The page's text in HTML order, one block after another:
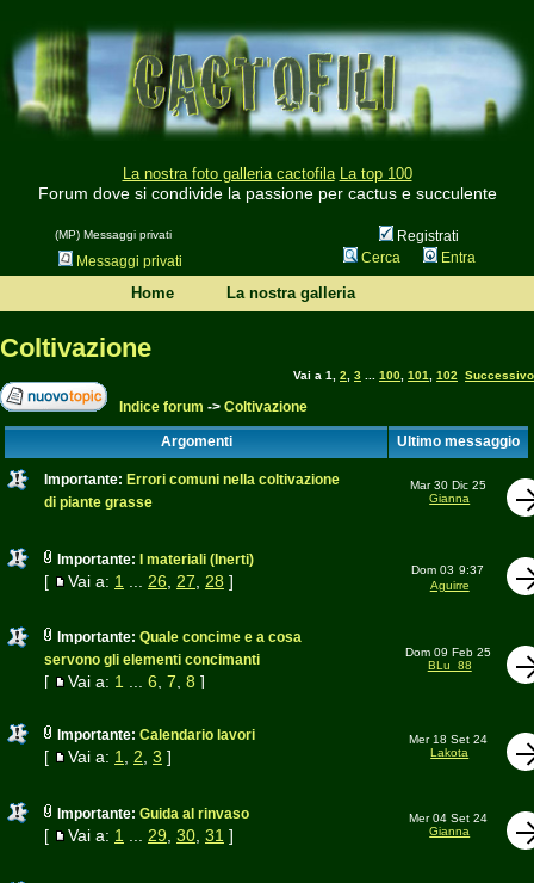
La nostra foto galleria cactofila La top 100
Forum dove si condivide la passione per cactus e succulente
(MP) Messaggi privati
Registrati
Messaggi privati
Cerca Entra
Home La nostra galleria
Coltivazione
Vai a 1 2 3 100 101 102 Successivo
Indice forum -> Coltivazione
Argomenti Ultimo messaggio
Importante: Errori comuni nella coltivazione
di piante grasse
Mar 30 Dic 25
Gianna
Importante: I materiali (Inerti)
[ Vai a: 1 26 27 28 ]
Dom 03 9:37
Aguirre
Importante: Quale concime e a cosa
servono gli elementi concimanti
[ Vai a: 1 6 7 8 ]
Dom 09 Feb 25
BLu_88
Importante: Calendario lavori
[ Vai a: 1 2 3 ]
Mer 18 Set 24
Lakota
Importante: Guida al rinvaso
[ Vai a: 1 29, 30, 31 ]
Mer 04 Set 24
Gianna